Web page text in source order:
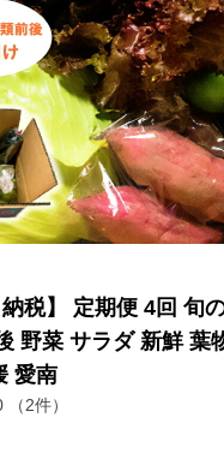
納税】 定期便 4回 旬
野菜 サラダ 新鮮 葉
愛南
（2件）